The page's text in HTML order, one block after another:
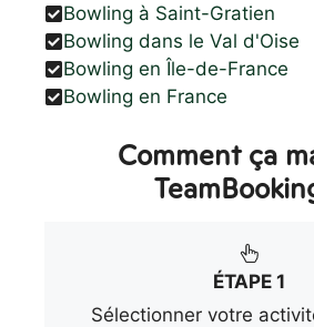
Bowling à Saint-Gratien
Bowling dans le Val d'Oise
Bowling en Île-de-France
Bowling en France
Comment ça
ÉTAPE 1
Sélectionner votre